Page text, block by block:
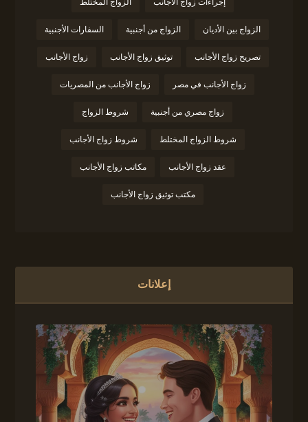
إجراءات زواج الأجانب الزواج المختلط
الزواج بين الأديان الزواج من أجنبية السفارات الأجنبية
تصريح زواج الأجانب توثيق زواج الأجانب زواج الأجانب
زواج الأجانب في مصر زواج الأجانب من المصريات
زواج مصري من أجنبية شروط الزواج
شروط الزواج المختلط شروط زواج الأجانب
عقد زواج الأجانب مكاتب زواج الأجانب
مكتب توثيق زواج الأجانب
إعلانات